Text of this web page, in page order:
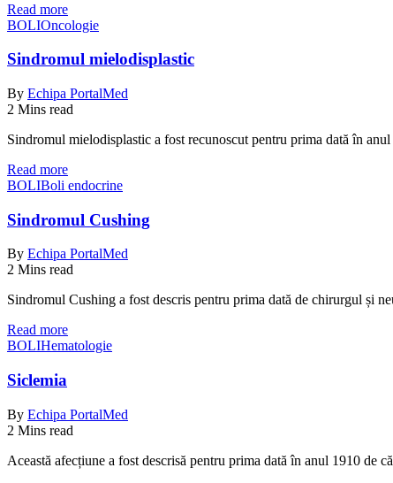
Read more
BOLIOncologie
Sindromul mielodisplastic
By Echipa PortalMed
2 Mins read
Sindromul mielodisplastic a fost recunoscut pentru prima dată în
Read more
BOLIBoli endocrine
Sindromul Cushing
By Echipa PortalMed
2 Mins read
Sindromul Cushing a fost descris pentru prima dată de chirurgul și
Read more
BOLIHematologie
Siclemia
By Echipa PortalMed
2 Mins read
Această afecțiune a fost descrisă pentru prima dată în anul 1910 de